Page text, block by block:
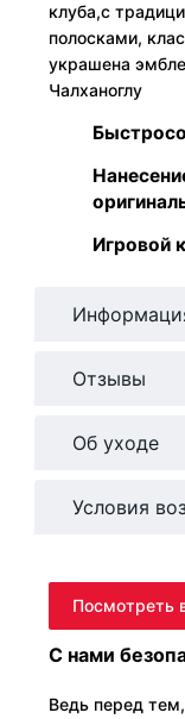
клуба,с
полосками,
украшена
Чалханоглу
Игровой
Отзывы
Об уходе
Условия
Посмотреть
С нами
Ведь перед тем,